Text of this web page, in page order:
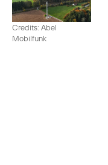
Credits: Abel
Mobilfunk